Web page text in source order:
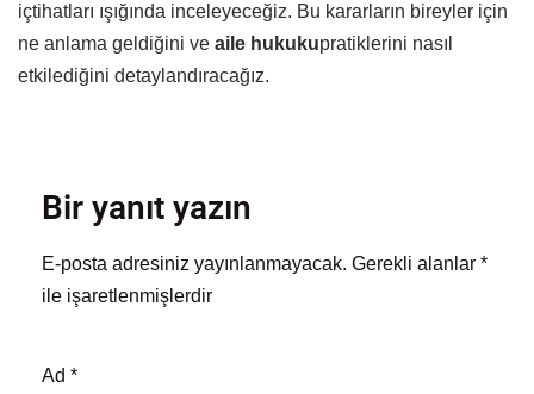
içtihatları ışığında inceleyeceğiz. Bu kararların bireyler için
ne anlama geldiğini ve aile hukukupratiklerini nasıl
etkilediğini detaylandıracağız.
Bir yanıt yazın
E-posta adresiniz yayınlanmayacak. Gerekli alanlar *
ile işaretlenmişlerdir
Ad *